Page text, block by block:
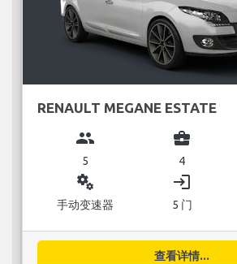
RENAULT MEGANE ESTATE
group
5
business_center
4
miscellaneous_services
手动变速器
login
5 门
查看详情...